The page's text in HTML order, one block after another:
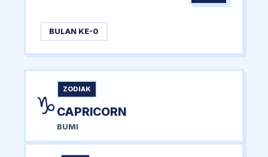
BULAN KE-0
♑
ZODIAK
CAPRICORN
BUMI